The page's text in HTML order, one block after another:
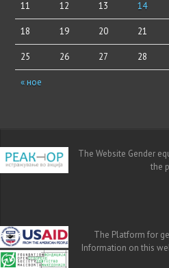
« ное
11 12 13 14
18 19 20 21
25 26 27 28
The Website Gender
the
The Platform for
Information on this